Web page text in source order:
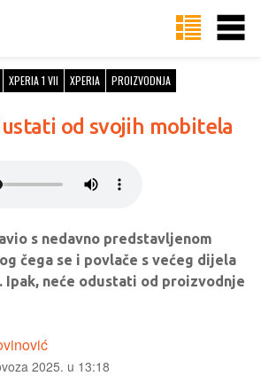
XPERIA 1 VII XPERIA PROIZVODNJA
od svojih mobitela
s nedavno predstavljenom
čega se i povlače s većeg dijela
Ipak, neće odustati od proizvodnje
2025. u 13:18